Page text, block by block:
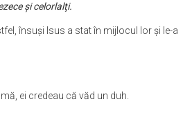
şi celorlalţi.
însuşi Isus a stat în mijlocul lor şi le-a
ei credeau că văd un duh.